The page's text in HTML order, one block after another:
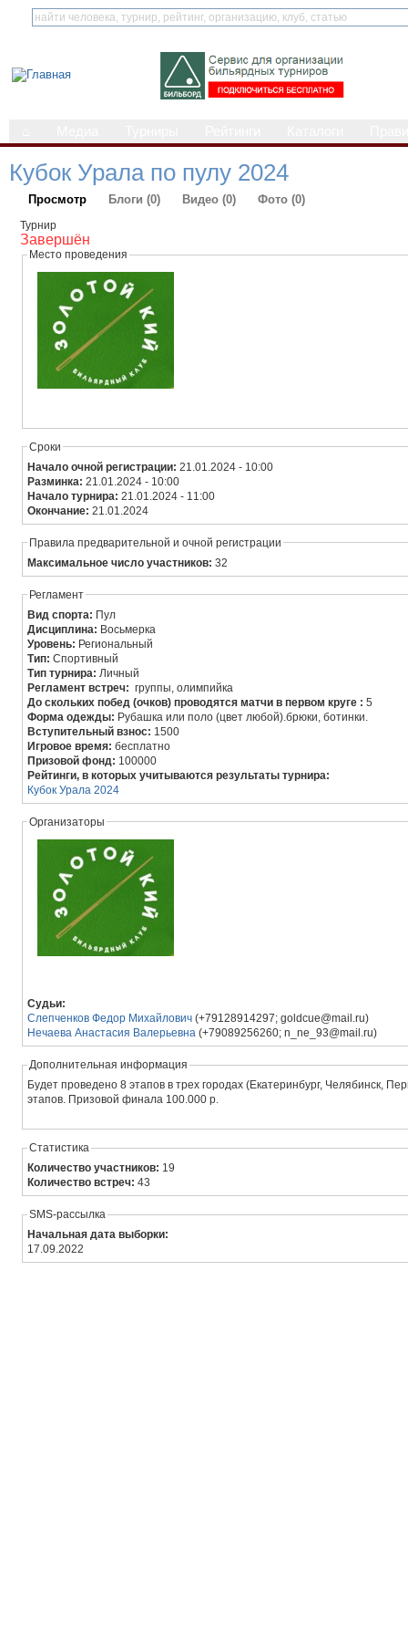
Кубок Урала по пулу 2024
Просмотр Блоги (0) Видео (0) Фото (0)
Турнир
Завершён
Место проведения
Сроки
Начало очной регистрации:21.01.2024 - 10:00
Разминка:21.01.2024 - 10:00
Начало турнира:21.01.2024 - 11:00
Окончание:21.01.2024
Правила предварительной и очной регистрации
Максимальное число участников:32
Регламент
Вид спорта: Пул
Дисциплина: Восьмерка
Уровень: Региональный
Тип:Спортивный
Тип турнира: Личный
Регламент встреч: группы, олимпийка
До скольких побед (очков) проводятся матчи в первом круге :5
Форма одежды: Рубашка или поло (цвет любой).брюки, ботинки.
Вступительный взнос: 1500
Игровое время:бесплатно
Призовой фонд: 100000
Рейтинги, в которых учитываются результаты турнира:
Кубок Урала 2024
Организаторы
Судьи:
Слепченков Федор Михайлович (+79128914297; goldcue@mail.ru)
Нечаева Анастасия Валерьевна (+79089256260; n_ne_93@mail.ru)
Дополнительная информация
Будет проведено 8 этапов в трех городах (Екатеринбург, Челябинск,
этапов. Призовой финала 100.000 р.
Статистика
Количество участников: 19
Количество встреч:43
SMS-рассылка
Начальная дата выборки:
17.09.2022